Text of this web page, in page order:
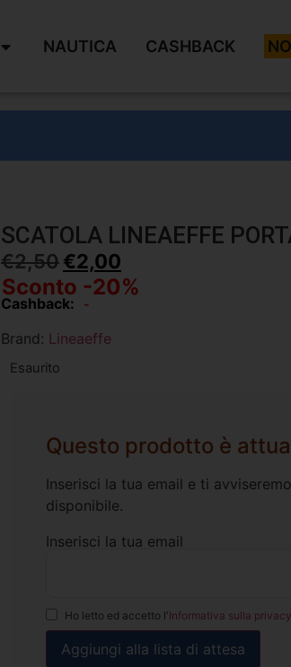
NAUTICA CASHBACK
SCATOLA LINEAEFFE
€2,50€2,00
Sconto -20%
Cashback: -
Brand: Lineaeffe
Esaurito
Questo prodotto è
Inserisci la tua email e ti
disponibile.
Inserisci la tua email
Ho letto ed accetto l'Informativa sulla privacy